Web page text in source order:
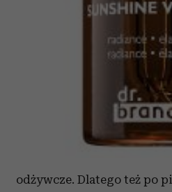
odżywcze. Dlatego też po